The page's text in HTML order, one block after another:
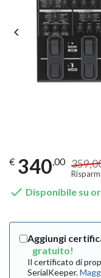

€ 340,00
 Disponibile su
Aggiungi
gratuito!
Il certificato di
SerialKeeper.